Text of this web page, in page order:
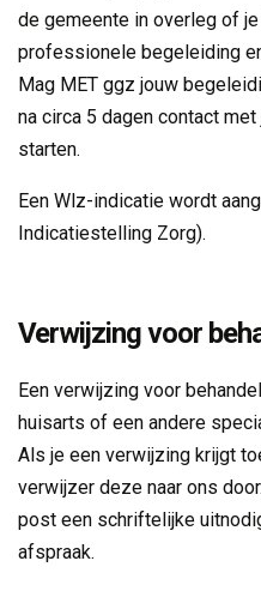
de gemeente in overleg of
professionele begeleiding
Mag MET ggz jouw
na circa 5 dagen contact
starten.
Een Wlz-indicatie wordt
Indicatiestelling Zorg).
Verwijzing voor
Een verwijzing voor
huisarts of een andere
Als je een verwijzing krijgt
verwijzer deze naar ons
post een schriftelijke
afspraak.